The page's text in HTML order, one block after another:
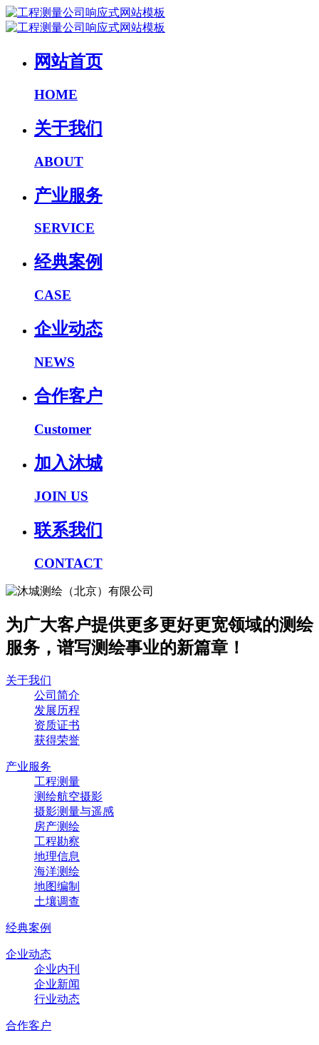
网站首页
HOME
关于我们
ABOUT
产业服务
SERVICE
经典案例
CASE
企业动态
NEWS
合作客户
Customer
加入沐城
JOIN US
联系我们
CONTACT
为广大客户提供更多更好更宽领域的测绘
服务，谱写测绘事业的新篇章！
关于我们
公司简介
发展历程
资质证书
获得荣誉
产业服务
工程测量
测绘航空摄影
摄影测量与遥感
房产测绘
工程勘察
地理信息
海洋测绘
地图编制
土壤调查
经典案例
企业动态
企业内刊
企业新闻
行业动态
合作客户